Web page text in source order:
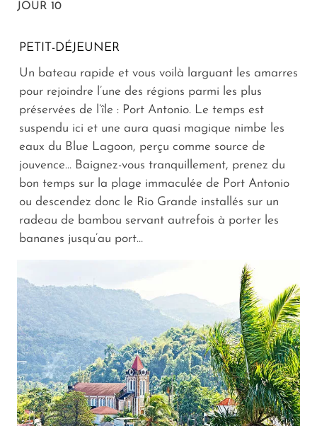
JOUR 10
PETIT-DÉJEUNER
Un bateau rapide et vous voilà larguant les amarres
pour rejoindre l’une des régions parmi les plus
préservées de l’île : Port Antonio. Le temps est
suspendu ici et une aura quasi magique nimbe les
eaux du Blue Lagoon, perçu comme source de
jouvence… Baignez-vous tranquillement, prenez du
bon temps sur la plage immaculée de Port Antonio
ou descendez donc le Rio Grande installés sur un
radeau de bambou servant autrefois à porter les
bananes jusqu’au port…